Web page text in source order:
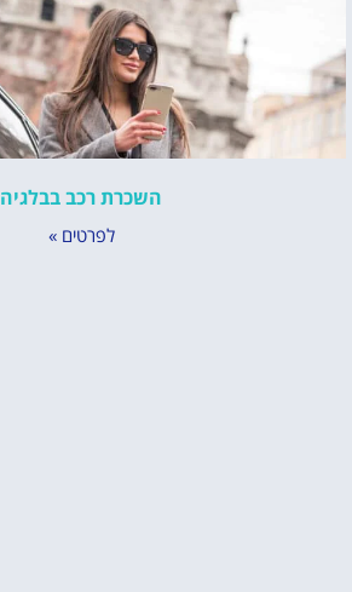
השכרת רכב בבלגיה
לפרטים »